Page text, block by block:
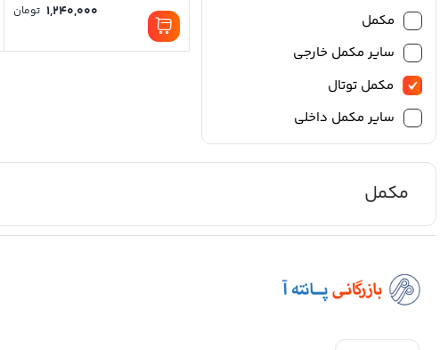
مکمل
سایر مکمل خارجی
مکمل توتال
سایر مکمل داخلی
1,240,000 تومان
مکمل